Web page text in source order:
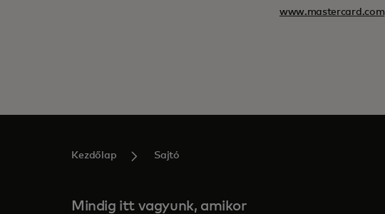
www.mastercard.com
Kezdőlap Sajtó
Mindig itt vagyunk, amikor